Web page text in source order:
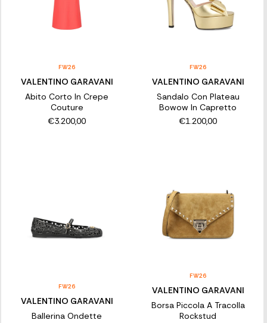
FW26
VALENTINO GARAVANI
Abito Corto In Crepe
Couture
€3.200,00
FW26
VALENTINO GARAVANI
Sandalo Con Plateau
Bowow In Capretto
€1.200,00
FW26
VALENTINO GARAVANI
Ballerina Ondette
FW26
VALENTINO GARAVANI
Borsa Piccola A Tracolla
Rockstud